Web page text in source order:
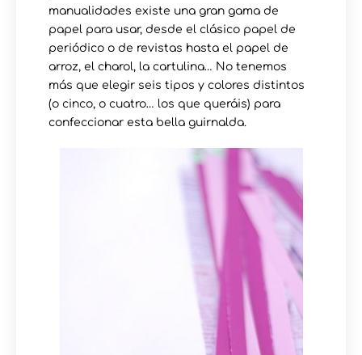
manualidades existe una gran gama de
papel para usar, desde el clásico papel de
periódico o de revistas hasta el papel de
arroz, el charol, la cartulina… No tenemos
más que elegir seis tipos y colores distintos
(o cinco, o cuatro… los que queráis) para
confeccionar esta bella guirnalda.